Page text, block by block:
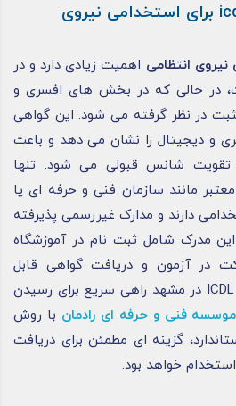
نتیجه گیری؛ مدرک icdl برای استخدامی نیروی
اهمیت زیادی دارد و در
در حالی که در بخش های افسری و
در نظر گرفته می شود. این گواهی
و دیجیتال را نشان می دهد و باعث
و تقویت شانس قبولی می شود. تنها
مانند سازمان فنی و حرفه ای یا
دارند و مدارک غیررسمی پذیرفته
مدرک شامل ثبت نام در آموزشگاه
در آزمون و دریافت گواهی قابل
استعلام است و دوره های ICDL در مشهد راهی سریع برای رسیدن
موسسه فنی و حرفه ای رادمان با روش
گزینه ای مطمئن برای دریافت
خواهد بود.